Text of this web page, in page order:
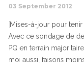
03 September 2012
[Mises-à-jour pour
Avec ce sondage de
PQ en terrain
moi aussi, faisons